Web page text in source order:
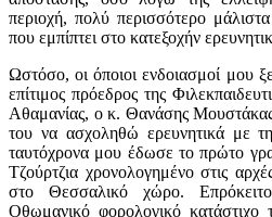
περιοχή, πολύ περισσότερο
που εμπίπτει στο κατεξοχήν
Ωστόσο, οι όποιοι ενδοιασμοί μου
επίτιμος πρόεδρος της
Αθαμανίας, ο κ. Θανάσης
του να ασχοληθώ ερευνητικά με
ταυτόχρονα μου έδωσε το πρώτο
Τζούρτζια χρονολογημένο στις
στο Θεσσαλικό χώρο.
Οθωμανικό φορολογικό κατάστιχο